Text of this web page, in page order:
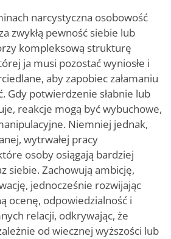
narcystyczna osobowość
zwykłą pewność siebie lub
kompleksową strukturę
ja musi pozostać wyniosłe i
aby zapobiec załamaniu
Gdy potwierdzenie słabnie lub
reakcje mogą być wybuchowe,
Niemniej jednak,
wytrwałej pracy
osoby osiągają bardziej
siebie. Zachowują ambicję,
jednocześnie rozwijając
ocenę, odpowiedzialność i
relacji, odkrywając, że
od wiecznej wyższości lub